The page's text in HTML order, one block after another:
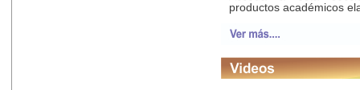
productos académicos